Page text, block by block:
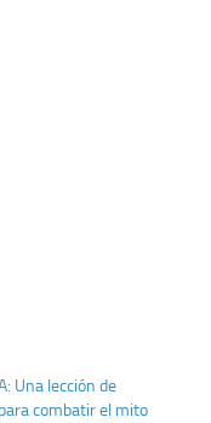
Una lección de
combatir el mito